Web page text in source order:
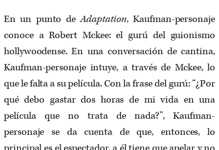
En un punto deAdaptation, Kaufman-personaje
conoce a Robert Mckee: el gurú del guionismo
hollywoodense. En una conversación de cantina,
Kaufman-personaje intuye, a través de Mckee, lo
que le falta a su película. Con la frase del gurú: “¿Por
qué debo gastar dos horas de mi vida en una
película que no trata de nada?”, Kaufman-
personaje se da cuenta de que, entonces, lo